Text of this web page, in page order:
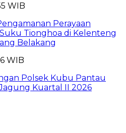
WIB
Perayaan
Tionghoa di Kelenteng
Belakang
WIB
Polsek Kubu Pantau
Kuartal II 2026